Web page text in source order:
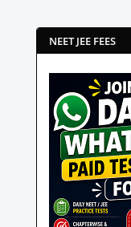
NEET JEE FEES